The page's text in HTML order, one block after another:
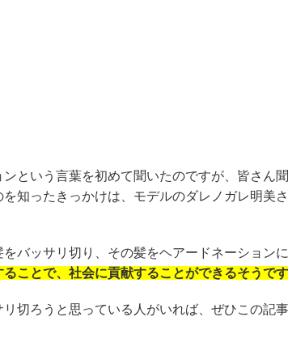
という言葉を初めて聞いたのですが、皆さん
を知ったきっかけは、モデルのダレノガレ明美
バッサリ切り、その髪をヘアードネーション
ことで、社会に貢献することができるそうです
切ろうと思っている人がいれば、ぜひこの記